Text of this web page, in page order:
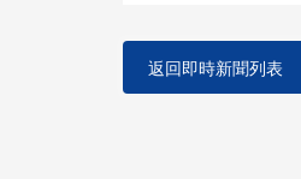
返回即時新聞列表